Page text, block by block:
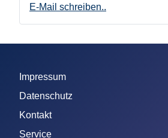
E-Mail schreiben..
Impressum
Datenschutz
Kontakt
Service